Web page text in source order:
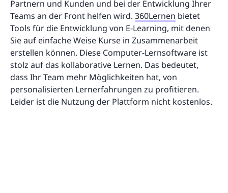
Partnern und Kunden und bei der Entwicklung Ihrer
Teams an der Front helfen wird. 360Lernen bietet
Tools für die Entwicklung von E-Learning, mit denen
Sie auf einfache Weise Kurse in Zusammenarbeit
erstellen können. Diese Computer-Lernsoftware ist
stolz auf das kollaborative Lernen. Das bedeutet,
dass Ihr Team mehr Möglichkeiten hat, von
personalisierten Lernerfahrungen zu profitieren.
Leider ist die Nutzung der Plattform nicht kostenlos.